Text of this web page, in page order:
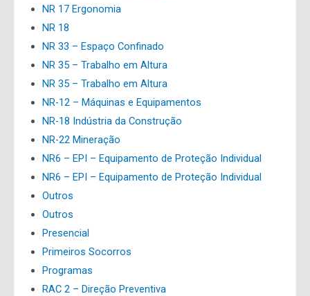
NR 17 Ergonomia
NR 18
NR 33 – Espaço Confinado
NR 35 – Trabalho em Altura
NR 35 – Trabalho em Altura
NR-12 – Máquinas e Equipamentos
NR-18 Indústria da Construção
NR-22 Mineração
NR6 – EPI – Equipamento de Proteção Individual
NR6 – EPI – Equipamento de Proteção Individual
Outros
Outros
Presencial
Primeiros Socorros
Programas
RAC 2 – Direção Preventiva